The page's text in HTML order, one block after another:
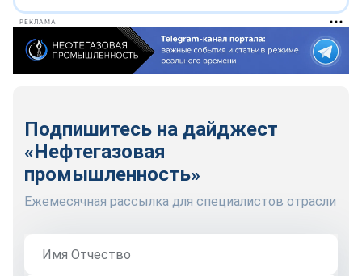
РЕКЛАМА
Подпишитесь на дайджест
«Нефтегазовая
промышленность»
Ежемесячная рассылка для специалистов отрасли